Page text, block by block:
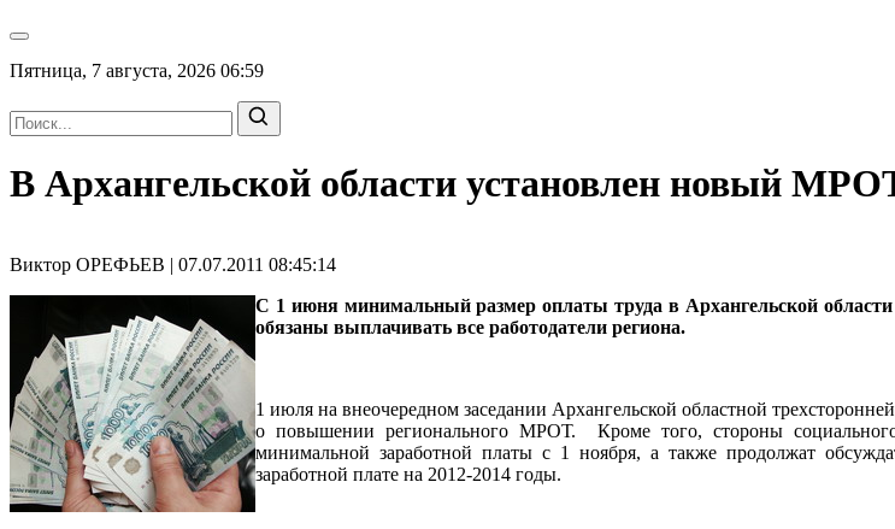
Пятница, 7 августа, 2026 06:59
В Архангельской области установлен новый
Виктор ОРЕФЬЕВ | 07.07.2011 08:45:14
С 1 июня минимальный размер оплаты труда в Архангельской
обязаны выплачивать все работодатели региона.
1 июля на внеочередном заседании Архангельской областной
о повышении регионального МРОТ. Кроме того, стороны
минимальной заработной платы с 1 ноября, а также продолжат
заработной плате на 2012-2014 годы.